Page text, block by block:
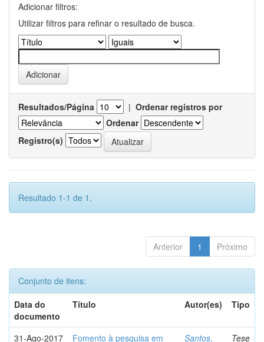
Adicionar filtros:
Utilizar filtros para refinar o resultado de busca.
Resultados/Página | Ordenar registros por
Ordenar
Registro(s)
Resultado 1-1 de 1.
Anterior 1 Próximo
Conjunto de itens:
Data do
documento
Título Autor(es) Tipo
31-Ago-2017
Fomento à pesquisa em
Santos,
Tese